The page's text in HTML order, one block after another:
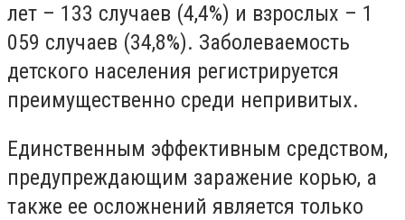
лет – 133 случаев (4,4%) и взрослых – 1
059 случаев (34,8%). Заболеваемость
детского населения регистрируется
преимущественно среди непривитых.
Единственным эффективным средством,
предупреждающим заражение корью, а
также ее осложнений является только